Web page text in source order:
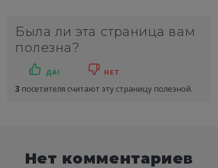
Была ли эта страница вам
полезна?
ДА! НЕТ
3 посетителя считают эту страницу полезной.
Нет комментариев